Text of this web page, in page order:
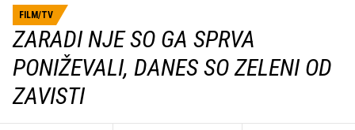
FILM/TV
ZARADI NJE SO GA SPRVA
PONIŽEVALI, DANES SO ZELENI OD
ZAVISTI